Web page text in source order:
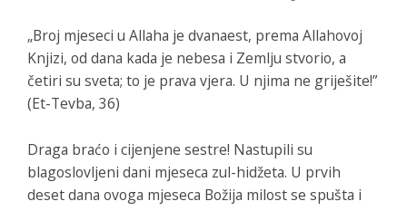
„Broj mjeseci u Allaha je dvanaest, prema Allahovoj
Knjizi, od dana kada je nebesa i Zemlju stvorio, a
četiri su sveta; to je prava vjera. U njima ne griješite!”
(Et-Tevba, 36)
Draga braćo i cijenjene sestre! Nastupili su
blagoslovljeni dani mjeseca zul-hidžeta. U prvih
deset dana ovoga mjeseca Božija milost se spušta i